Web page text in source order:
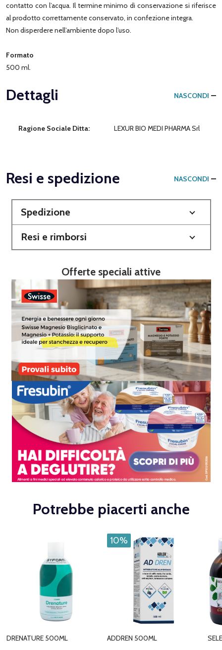
contatto con l’acqua. Il termine minimo di conservazione si riferisce
al prodotto correttamente conservato, in confezione integra.
Non disperdere nell’ambiente dopo l’uso.
Formato
500 ml.
Dettagli NASCONDI
Ragione Sociale Ditta: LEXUR BIO MEDI PHARMA Srl
Resi e spedizione NASCONDI
Spedizione
Resi e rimborsi
Offerte speciali attive
Potrebbe piacerti anche
DRENATURE 500ML
10%
ADDREN 500ML